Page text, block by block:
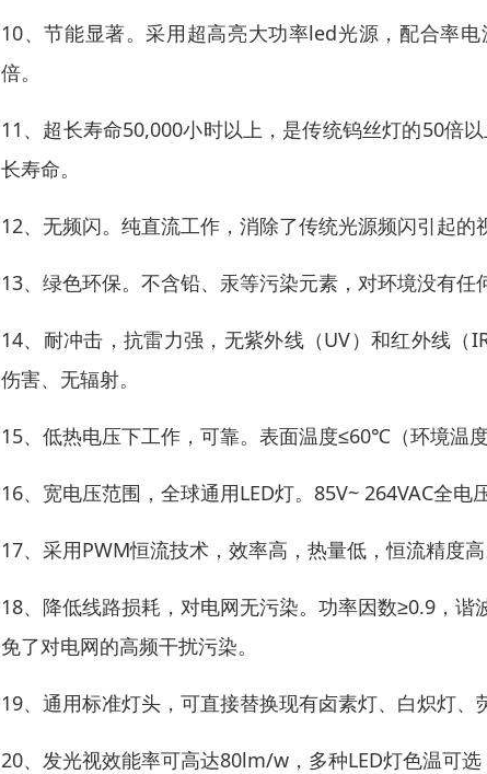
10、节能显著。采用超高亮大功率led光源，配合率
倍。
11、超长寿命50,000小时以上，是传统钨丝灯的50倍
长寿命。
12、无频闪。纯直流工作，消除了传统光源频闪引起的
13、绿色环保。不含铅、汞等污染元素，对环境没有任
14、耐冲击，抗雷力强，无紫外线（UV）和红外线
伤害、无辐射。
15、低热电压下工作，可靠。表面温度≤60℃（环境温
16、宽电压范围，全球通用LED灯。85V~ 264VAC全电
17、采用PWM恒流技术，效率高，热量低，恒流精度高
18、降低线路损耗，对电网无污染。功率因数≥0.9，
免了对电网的高频干扰污染。
19、通用标准灯头，可直接替换现有卤素灯、白炽灯、
20、发光视效能率可高达80lm/w，多种LED灯色温可选